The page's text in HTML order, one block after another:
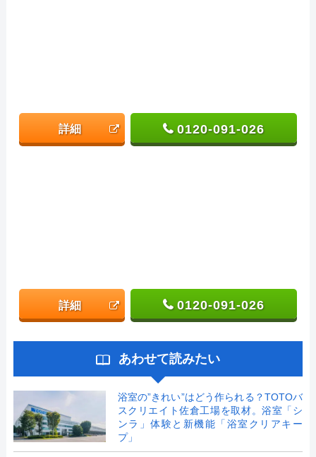
詳細 0120-091-026
詳細 0120-091-026
あわせて読みたい
浴室の”きれい”はどう作られる？TOTOバ
スクリエイト佐倉工場を取材。浴室「シ
ンラ」体験と新機能「浴室クリアキー
プ」